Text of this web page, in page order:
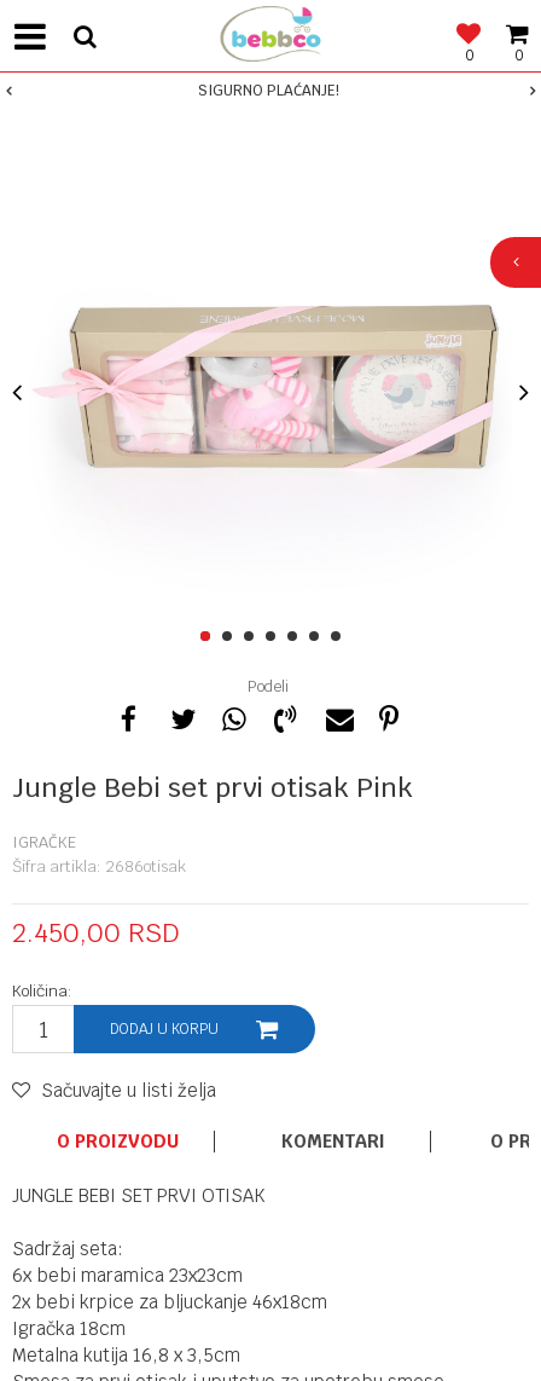
0
0
SIGURNO PLAĆANJE!
1 2 3 4 5 6 7
Podeli
Jungle Bebi set prvi otisak Pink
IGRAČKE
Šifra artikla: 2686otisak
2.450,00 RSD
Količina:
DODAJ U KORPU
Sačuvajte u listi želja
O PROIZVODU KOMENTARI O
JUNGLE BEBI SET PRVI OTISAK
Sadržaj seta:
6x bebi maramica 23x23cm
2x bebi krpice za bljuckanje 46x18cm
Igračka 18cm
Metalna kutija 16,8 x 3,5cm